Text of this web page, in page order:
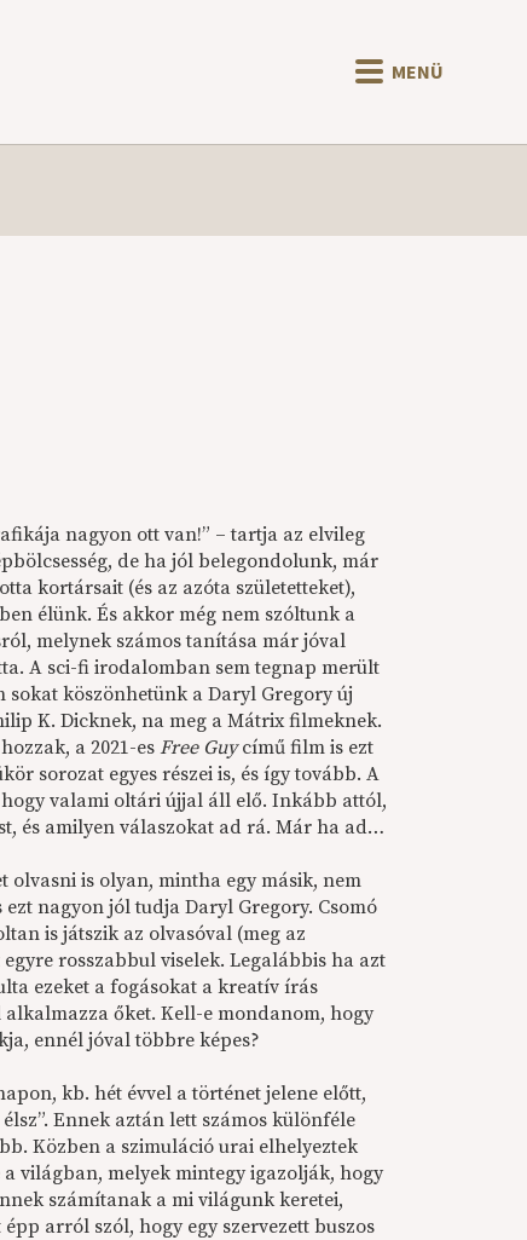
MENÜ
nagyon ott van!” – tartja az elvileg
de ha jól belegondolunk, már
kortársait (és az azóta születetteket),
élünk. És akkor még nem szóltunk a
melynek számos tanítása már jóval
A sci-fi irodalomban sem tegnap merült
sokat köszönhetünk a Daryl Gregory új
K. Dicknek, na meg a Mátrix filmeknek.
a 2021-esFree Guycímű film is ezt
sorozat egyes részei is, és így tovább. A
valami oltári újjal áll elő. Inkább attól,
és amilyen válaszokat ad rá. Már ha ad…
olvasni is olyan, mintha egy másik, nem
nagyon jól tudja Daryl Gregory. Csomó
is játszik az olvasóval (meg az
rosszabbul viselek. Legalábbis ha azt
ezeket a fogásokat a kreatív írás
őket. Kell-e mondanom, hogy
ennél jóval többre képes?
kb. hét évvel a történet jelene előtt,
Ennek aztán lett számos különféle
Közben a szimuláció urai elhelyeztek
világban, melyek mintegy igazolják, hogy
számítanak a mi világunk keretei,
arról szól, hogy egy szervezett buszos